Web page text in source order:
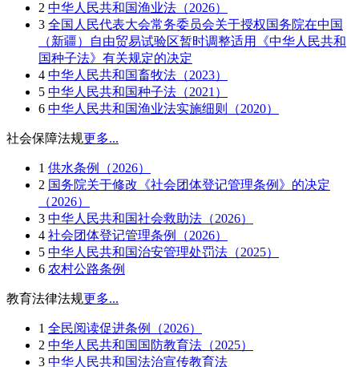
2 中华人民共和国渔业法（2026）
3 全国人民代表大会常务委员会关于授权国务院在中国
（新疆）自由贸易试验区暂时调整适用《中华人民共和
国种子法》有关规定的决定
4 中华人民共和国畜牧法（2023）
5 中华人民共和国种子法（2021）
6 中华人民共和国渔业法实施细则（2020）
社会保障法规更多...
1 供水条例（2026）
2 国务院关于修改《社会团体登记管理条例》的决定
（2026）
3 中华人民共和国社会救助法（2026）
4 社会团体登记管理条例（2026）
5 中华人民共和国治安管理处罚法（2025）
6 农村公路条例
教育法律法规更多...
1 全民阅读促进条例（2026）
2 中华人民共和国国防教育法（2025）
3 中华人民共和国法治宣传教育法